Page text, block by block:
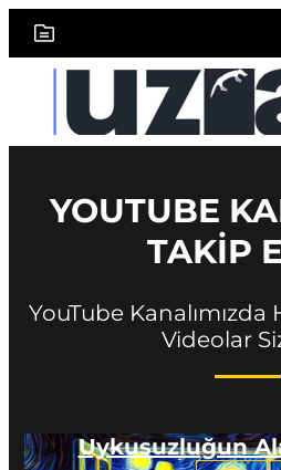
YOUTUBE
TAKİP
YouTube
Videolar
Uykusuzluğun